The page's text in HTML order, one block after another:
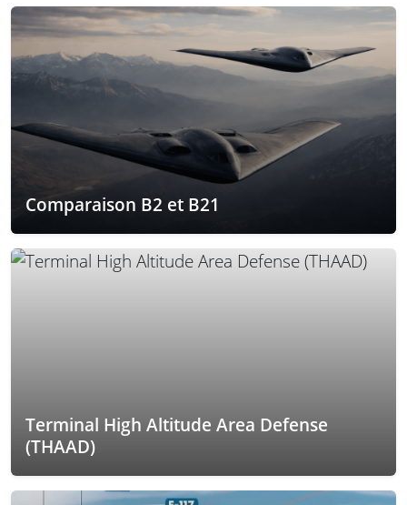
Comparaison B2 et B21
Terminal High Altitude Area Defense
(THAAD)